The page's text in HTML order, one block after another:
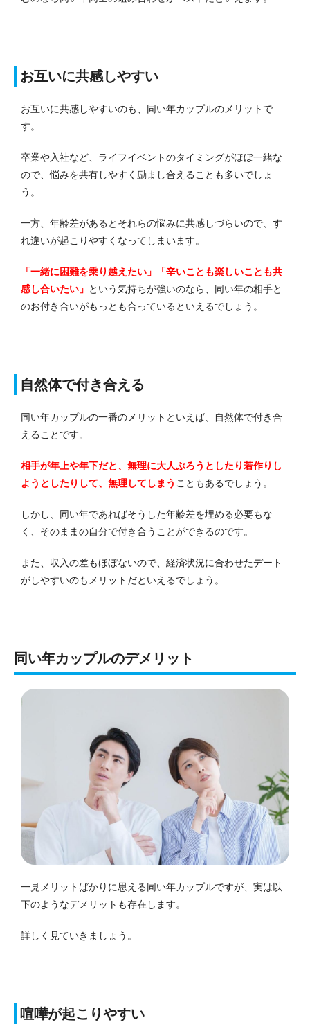
お互いに共感しやすい
お互いに共感しやすいのも、同い年カップルのメリットで
す。
卒業や入社など、ライフイベントのタイミングがほぼ一緒な
ので、悩みを共有しやすく励まし合えることも多いでしょ
う。
一方、年齢差があるとそれらの悩みに共感しづらいので、す
れ違いが起こりやすくなってしまいます。
「一緒に困難を乗り越えたい」「辛いことも楽しいことも共
感し合いたい」 という気持ちが強いのなら、同い年の相手と
のお付き合いがもっとも合っているといえるでしょう。
自然体で付き合える
同い年カップルの一番のメリットといえば、自然体で付き合
えることです。
相手が年上や年下だと、無理に大人ぶろうとしたり若作りし
ようとしたりして、無理してしまう こともあるでしょう。
しかし、同い年であればそうした年齢差を埋める必要もな
く、そのままの自分で付き合うことができるのです。
また、収入の差もほぼないので、経済状況に合わせたデート
がしやすいのもメリットだといえるでしょう。
同い年カップルのデメリット
一見メリットばかりに思える同い年カップルですが、実は以
下のようなデメリットも存在します。
詳しく見ていきましょう。
喧嘩が起こりやすい